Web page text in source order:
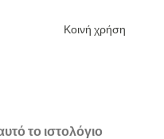
Κοινή χρήση
το ιστολόγιο